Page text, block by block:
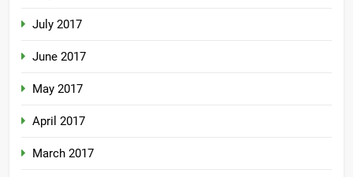
July 2017
June 2017
May 2017
April 2017
March 2017